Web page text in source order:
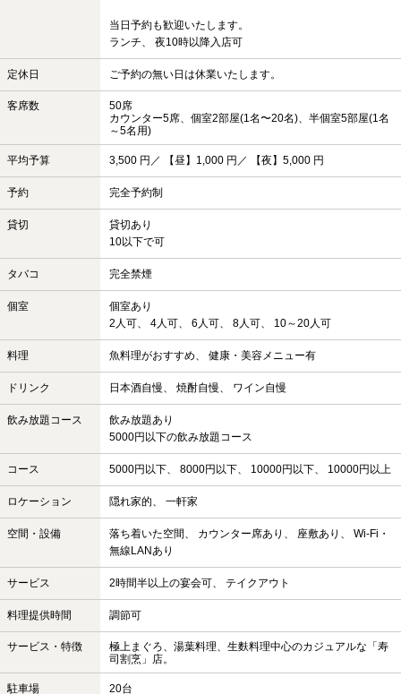
当日予約も歓迎いたします。
ランチ、 夜10時以降入店可
定休日 ご予約の無い日は休業いたします。
客席数
50席
カウンター5席、個室2部屋(1名〜20名)、半個室5部屋(1名
～5名用)
平均予算 3,500 円／ 【昼】1,000 円／ 【夜】5,000 円
予約 完全予約制
貸切
貸切あり
10以下で可
タバコ 完全禁煙
個室
個室あり
2人可、 4人可、 6人可、 8人可、 10～20人可
料理 魚料理がおすすめ、 健康・美容メニュー有
ドリンク 日本酒自慢、 焼酎自慢、 ワイン自慢
飲み放題コース
飲み放題あり
5000円以下の飲み放題コース
コース 5000円以下、 8000円以下、 10000円以下、 10000円以上
ロケーション 隠れ家的、 一軒家
空間・設備
落ち着いた空間、 カウンター席あり、 座敷あり、 Wi-Fi・
無線LANあり
サービス 2時間半以上の宴会可、 テイクアウト
料理提供時間 調節可
サービス・特徴
極上まぐろ、湯葉料理、生麩料理中心のカジュアルな「寿
司割烹」店。
駐車場 20台